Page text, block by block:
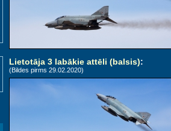
Lietotāja 3 labākie attēli (balsis):
(Bildes pirms 29.02.2020)